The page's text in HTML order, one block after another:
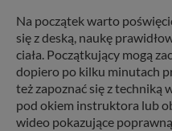
Na początek warto
się z deską, naukę
ciała. Początkujący mogą
dopiero po kilku minutach
też zapoznać się z techniką
pod okiem instruktora lub
wideo pokazujące poprawną